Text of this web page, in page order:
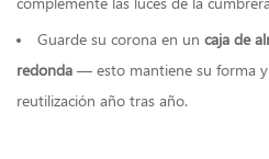
complemente las luces de la
Guarde su corona en un caja de
redonda — esto mantiene su forma
reutilización año tras año.